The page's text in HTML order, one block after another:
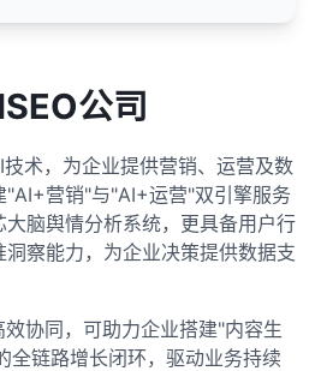
公司
术，为企业提供营销、运营及数
"AI+营销"与"AI+运营"双引擎服务
脑舆情分析系统，更具备用户行
察能力，为企业决策提供数据支
协同，可助力企业搭建"内容生
全链路增长闭环，驱动业务持续